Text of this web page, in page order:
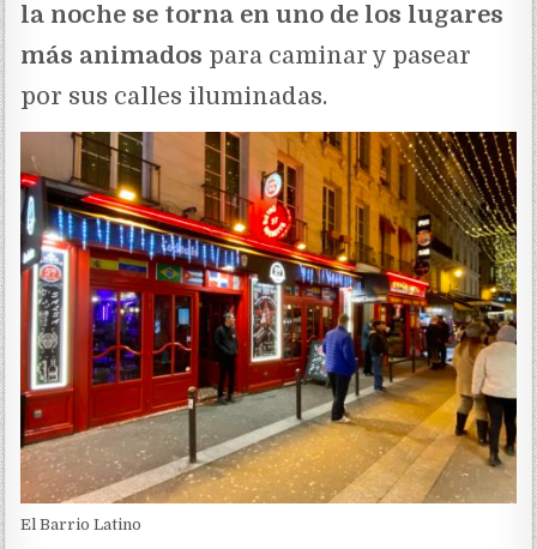
la noche se torna en uno de los lugares
más animados para caminar y pasear
por sus calles iluminadas.
El Barrio Latino